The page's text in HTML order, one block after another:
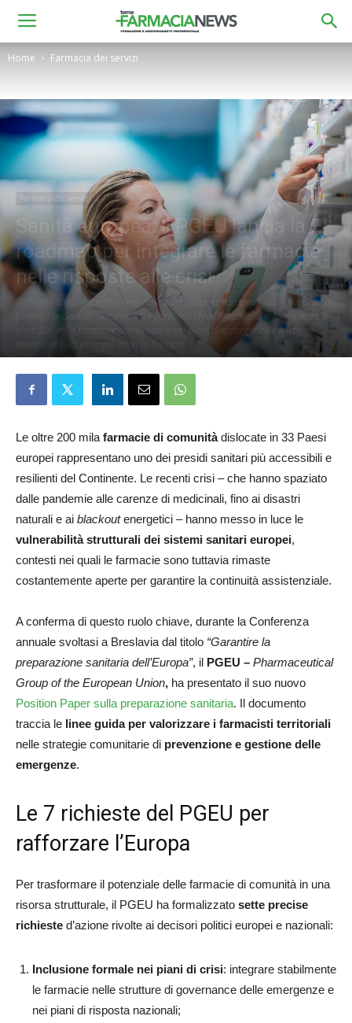
Home Farmacia dei servizi
Farmacia dei servizi
Sanità europea: il PGEU lancia la
roadmap per integrare le farmacie
nelle risposte alle crisi
Di fronte alle crescenti vulnerabilità del sistema europeo – dalle carenze di
farmaci ai disastri naturali – l'organismo chiede l'inclusione formale delle
oltre 200 mila farmacie comunitarie nei piani di emergenza e illustra i
modelli di successo già attivi in Europa.
Le oltre 200 mila farmacie di comunitàdislocate in 33 Paesi
europei rappresentano uno dei presidi sanitari più accessibili e
resilienti del Continente. Le recenti crisi – che hanno spaziato
dalle pandemie alle carenze di medicinali, fino ai disastri
naturali e ai blackoutenergetici – hanno messo in luce le
vulnerabilità strutturali dei sistemi sanitari europei,
contesti nei quali le farmacie sono tuttavia rimaste
costantemente aperte per garantire la continuità assistenziale.
A conferma di questo ruolo chiave, durante la Conferenza
annuale svoltasi a Breslavia dal titolo “Garantire la
preparazione sanitaria dell’Europa”, il PGEU – Pharmaceutical
Group of the European Union, ha presentato il suo nuovo
Position Paper sulla preparazione sanitaria. Il documento
traccia le linee guida per valorizzare i farmacisti territoriali
nelle strategie comunitarie di prevenzione e gestione delle
emergenze.
Le 7 richieste del PGEU per
rafforzare l’Europa
Per trasformare il potenziale delle farmacie di comunità in una
risorsa strutturale, il PGEU ha formalizzato sette precise
richieste d’azione rivolte ai decisori politici europei e nazionali:
Inclusione formale nei piani di crisi: integrare stabilmente
le farmacie nelle strutture di governance delle emergenze e
nei piani di risposta nazionali;